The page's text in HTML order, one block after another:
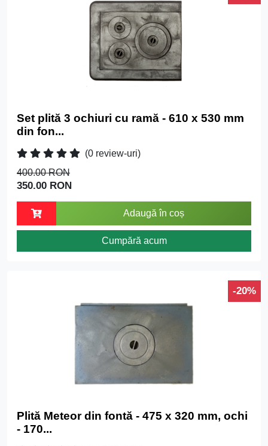
Set plită 3 ochiuri cu ramă - 610 x 530 mm
din fon...
(0 review-uri)
400.00 RON
350.00 RON
Adaugă în coș
Cumpără acum
-20%
Plită Meteor din fontă - 475 x 320 mm, ochi
- 170...